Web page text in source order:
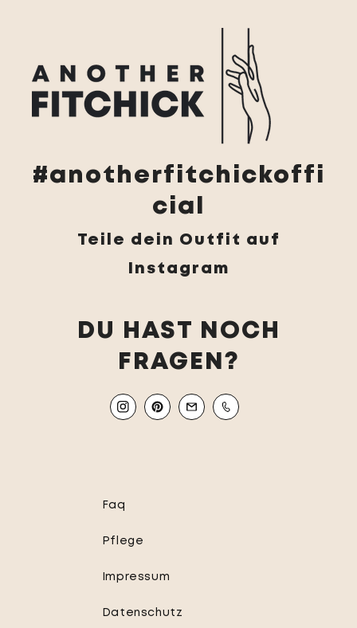
#anotherfitchickoffi
cial
Teile dein Outfit auf
Instagram
DU HAST NOCH
FRAGEN?
Instagram
Pinterest
Email Mobile
Faq
Pflege
Impressum
Datenschutz